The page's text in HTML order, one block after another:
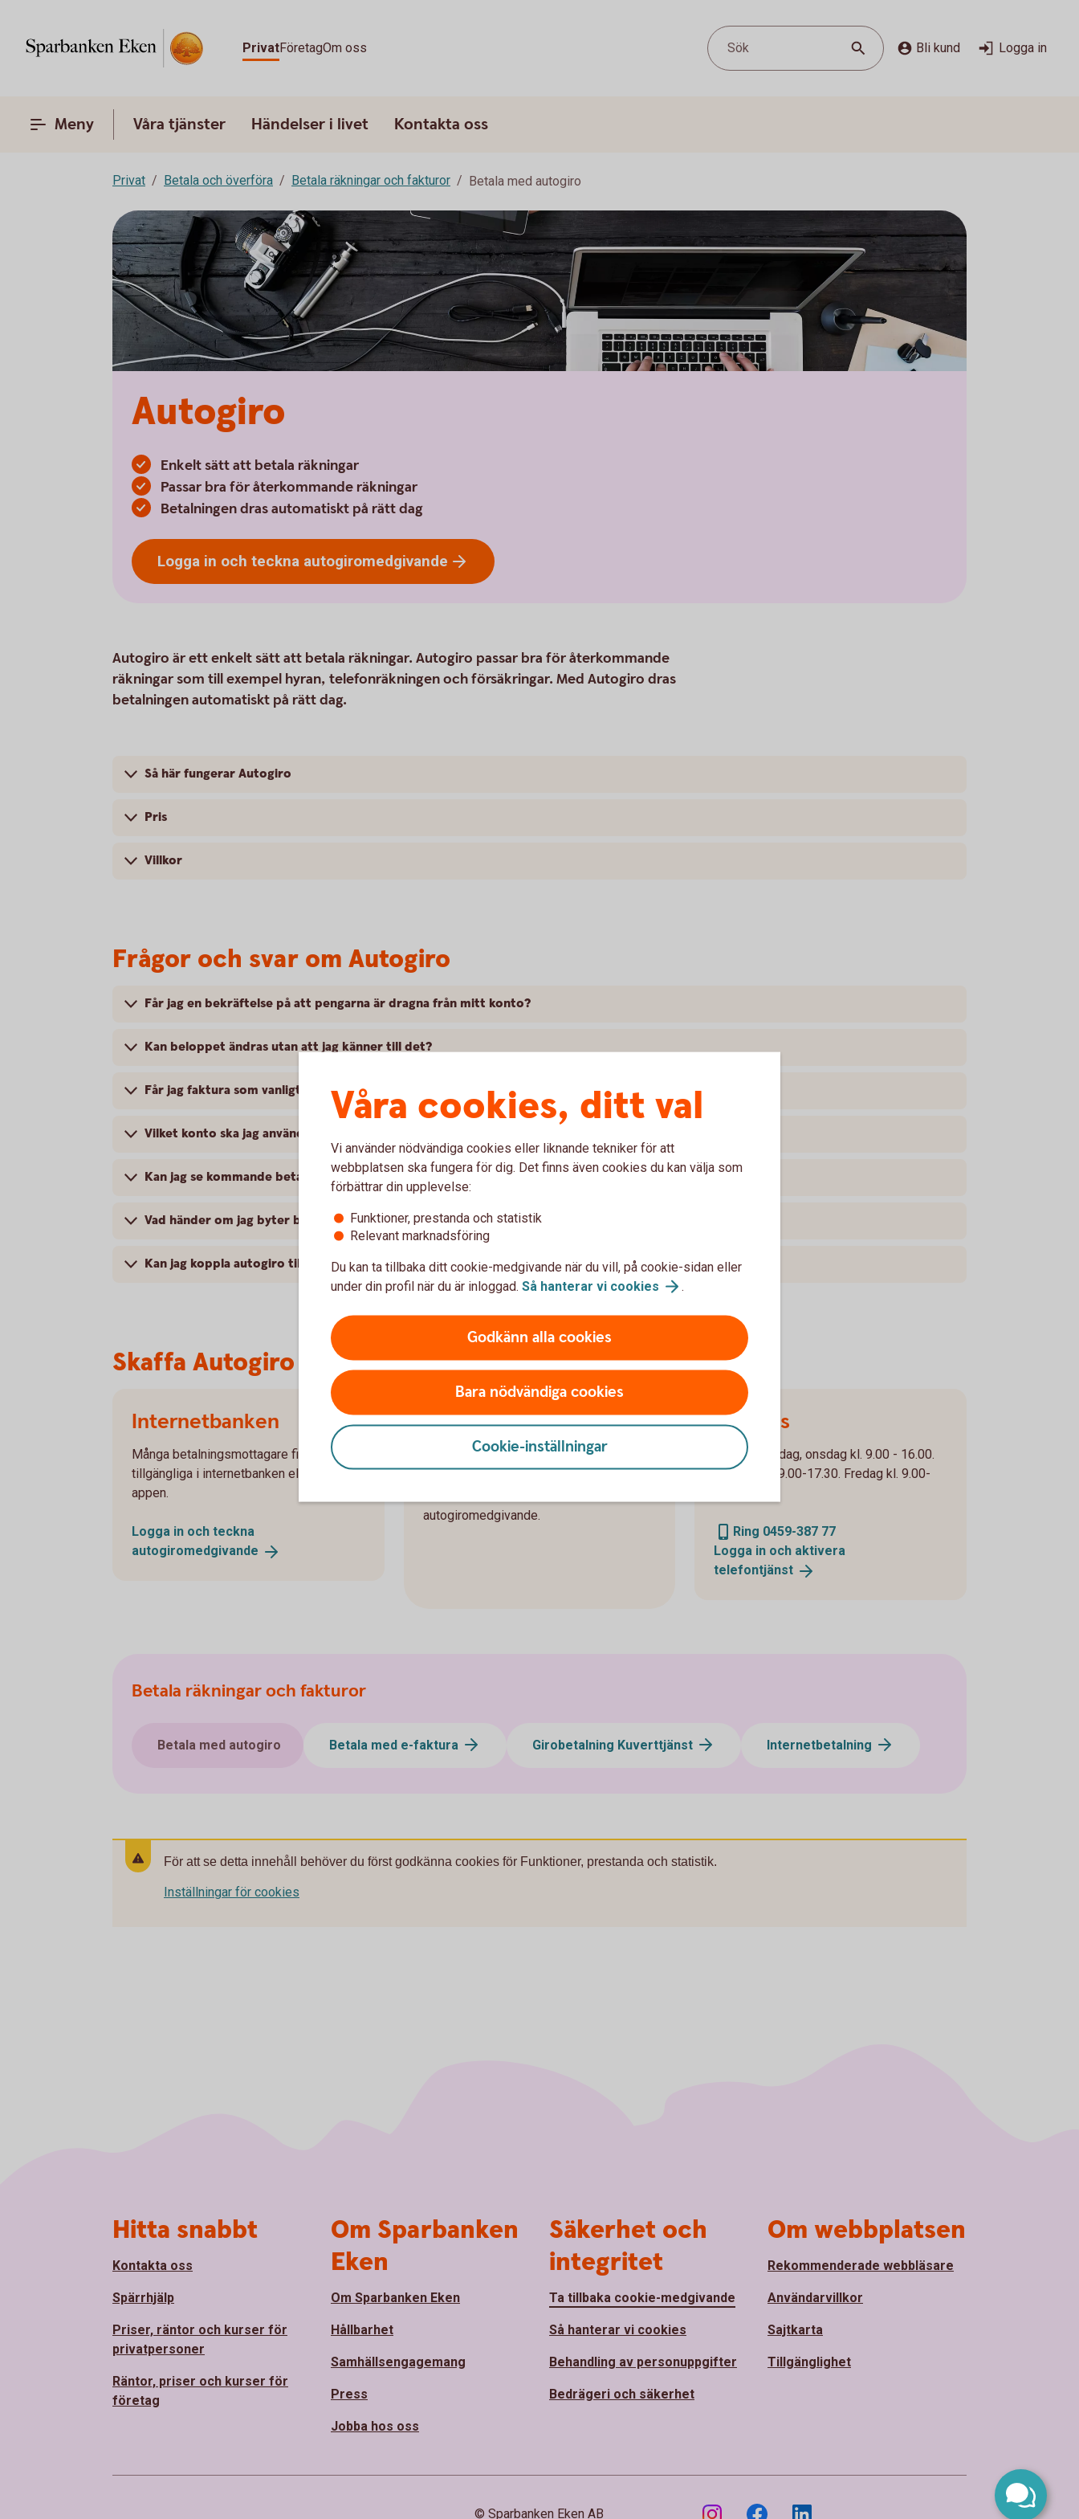
PrivatFöretagOm oss Sök Bli kund Logga in
Meny Våra tjänster Händelser i livet Kontakta oss
Privat Betala och överföra Betala räkningar och fakturor Betala med autogiro
Autogiro
Enkelt sätt att betala räkningar
Passar bra för återkommande räkningar
Betalningen dras automatiskt på rätt dag
Logga in och teckna autogiromedgivande
Autogiro är ett enkelt sätt att betala räkningar. Autogiro passar bra för återkommande
räkningar som till exempel hyran, telefonräkningen och försäkringar. Med Autogiro dras
betalningen automatiskt på rätt dag.
Så här fungerar Autogiro
Pris
Villkor
Frågor och svar om Autogiro
Får jag en bekräftelse på att pengarna är dragna från mitt konto?
Kan beloppet ändras utan att jag känner till det?
Får jag faktura som vanligt?
Vilket konto ska jag använda?
Kan jag se kommande betalningar via autogiro någonstans?
Vad händer om jag byter bank men vill ha kvar alla mina autogirobetalningar?
Kan jag koppla autogiro till ett gemensamt konto?
Skaffa Autogiro
Internetbanken
Många betalningsmottagare finns
tillgängliga i internetbanken eller via
appen.
Logga in och teckna
autogiromedgivande
Betalningsmottagaren
Anslut dig till Autogiro genom att
autogiromedgivande.
Ring oss
Måndag, tisdag, onsdag kl. 9.00 - 16.00.
Torsdag kl. 9.00-17.30. Fredag kl. 9.00-
Ring 0459-387 77
Logga in och aktivera
telefontjänst
Betala räkningar och fakturor
Betala med autogiro Betala med e-faktura Girobetalning Kuverttjänst Internetbetalning
För att se detta innehåll behöver du först godkänna cookies för Funktioner, prestanda och statistik.
Inställningar för cookies
Våra cookies, ditt val
Vi använder nödvändiga cookies eller liknande tekniker för att
webbplatsen ska fungera för dig. Det finns även cookies du kan välja som
förbättrar din upplevelse:
Funktioner, prestanda och statistik
Relevant marknadsföring
Du kan ta tillbaka ditt cookie-medgivande när du vill, på cookie-sidan eller
under din profil när du är inloggad. Så hanterar vi cookies .
Godkänn alla cookies
Bara nödvändiga cookies
Cookie-inställningar
Hitta snabbt
Kontakta oss
Spärrhjälp
Priser, räntor och kurser för
privatpersoner
Räntor, priser och kurser för
företag
Om Sparbanken
Eken
Om Sparbanken Eken
Hållbarhet
Samhällsengagemang
Press
Jobba hos oss
Säkerhet och
integritet
Ta tillbaka cookie-medgivande
Så hanterar vi cookies
Behandling av personuppgifter
Bedrägeri och säkerhet
Om webbplatsen
Rekommenderade webbläsare
Användarvillkor
Sajtkarta
Tillgänglighet
© Sparbanken Eken AB